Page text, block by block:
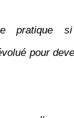
pratique
pour